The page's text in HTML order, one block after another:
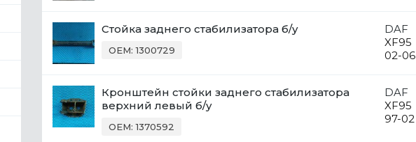
Стойка заднего стабилизатора б/у
OEM: 1300729
DAF
XF95
02-06
Кронштейн стойки заднего стабилизатора
верхний левый б/у
OEM: 1370592
DAF
XF95
97-02